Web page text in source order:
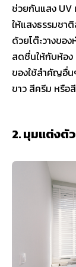
ช่วยกันแสง UV
ให้แสงธรรมชา
ด้วยโต๊ะวางขอ
สดชื่นให้กับห้อง
ของใช้สำคัญอื่น
ขาว สีครีม หรือ
2. มุมแต่งตัว